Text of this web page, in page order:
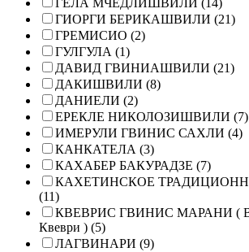
ГЕЛА МЧЕДЛИШВИЛИ (14)
ГИОРГИ БЕРИКАШВИЛИ (21)
ГРЕМИСИО (2)
ГУЛГУЛА (1)
ДАВИД ГВИНИАШВИЛИ (21)
ДАКИШВИЛИ (8)
ДАНИЕЛИ (2)
ЕРЕКЛЕ НИКОЛОЗИШВИЛИ (7)
ИМЕРУЛИ ГВИНИС САХЛИ (4)
КАНКАТЕЛА (3)
КАХАБЕР БАКУРАДЗЕ (7)
КАХЕТИНСКОЕ
(11)
КВЕВРИС ГВИНИС МАРАНИ (
Квеври ) (5)
ЛАГВИНАРИ (9)